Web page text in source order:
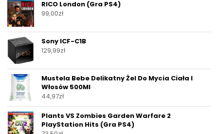
RICO London (Gra PS4)
99,00zł
Sony ICF-C1B
129,99zł
Mustela Bebe Delikatny Żel Do Mycia Ciała I
Włosów 500Ml
44,97zł
Plants VS Zombies Garden Warfare 2
PlayStation Hits (Gra PS4)